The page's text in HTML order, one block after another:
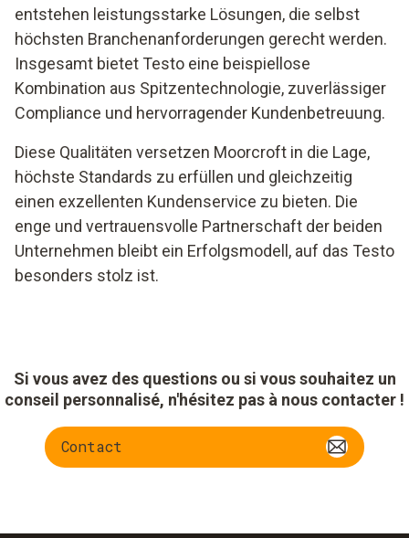
entstehen leistungsstarke Lösungen, die selbst
höchsten Branchenanforderungen gerecht werden.
Insgesamt bietet Testo eine beispiellose
Kombination aus Spitzentechnologie, zuverlässiger
Compliance und hervorragender Kundenbetreuung.
Diese Qualitäten versetzen Moorcroft in die Lage,
höchste Standards zu erfüllen und gleichzeitig
einen exzellenten Kundenservice zu bieten. Die
enge und vertrauensvolle Partnerschaft der beiden
Unternehmen bleibt ein Erfolgsmodell, auf das Testo
besonders stolz ist.
Si vous avez des questions ou si vous souhaitez un
conseil personnalisé, n'hésitez pas à nous contacter !
Contact